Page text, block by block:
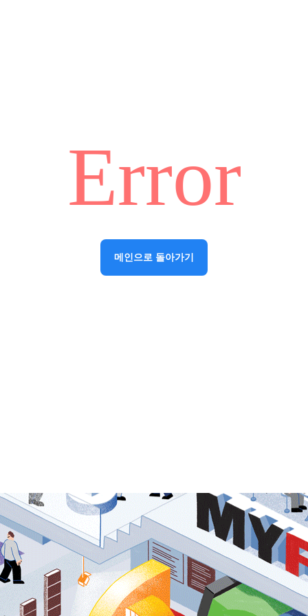
Error
메인으로 돌아가기